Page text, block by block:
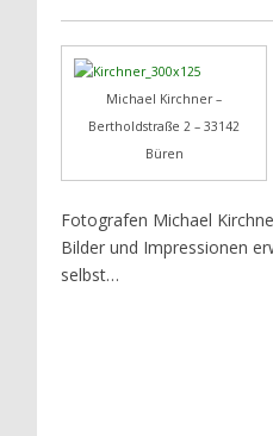
Michael Kirchner –
Bertholdstraße 2 – 33142
Büren
Fotografen Michael
Bilder und Impressionen
selbst…